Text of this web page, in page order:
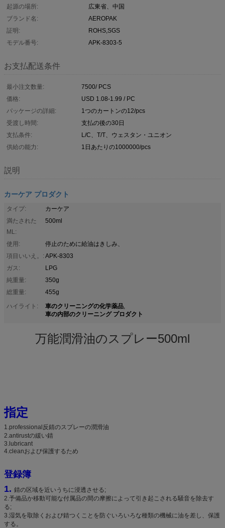
起源の場所:
広東省、中国
ブランド名:
AEROPAK
証明:
ROHS,SGS
モデル番号:
APK-8303-5
お支払配送条件
最小注文数量:
7500/ PCS
価格:
USD 1.08-1.99 / PC
パッケージの詳細:
1つのカートンの12/pcs
受渡し時間:
支払の後の30日
支払条件:
L/C、T/T、ウェスタン・ユニオン
供給の能力:
1日あたりの1000000/pcs
説明
カーケア プロダクト
タイプ:
カーケア
満たされた
ML:
500ml
使用:
停止のために給油はきしみ、
項目いいえ。: APK-8303
ガス:
LPG
純重量:
350g
総重量:
455g
ハイライト:
車のクリーニングの化学薬品,
車の内部のクリーニング プロダクト
万能潤滑油のスプレー500ml
指定
1.professional反錆のスプレーの潤滑油
2.antirustの緩い錆
3.lubricant
4.cleanおよび保護するため
登録簿
1. 錆の区域を近いうちに浸透させる;
2.予備品か移動可能な付属品の間の摩擦によって引き起こされる騒音を除去す
る;
3.湿気を取除くおよび錆つくことを防ぐいろいろな種類の機械に油を差し、保護
する。